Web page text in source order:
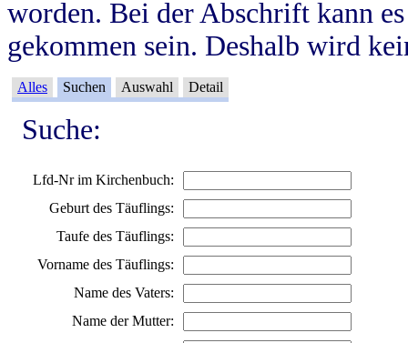
worden. Bei der Abschrift kann
gekommen sein. Deshalb wird
Alles Suchen Auswahl Detail
Suche:
Lfd-Nr im Kirchenbuch:
Geburt des Täuflings:
Taufe des Täuflings:
Vorname des Täuflings:
Name des Vaters:
Name der Mutter: